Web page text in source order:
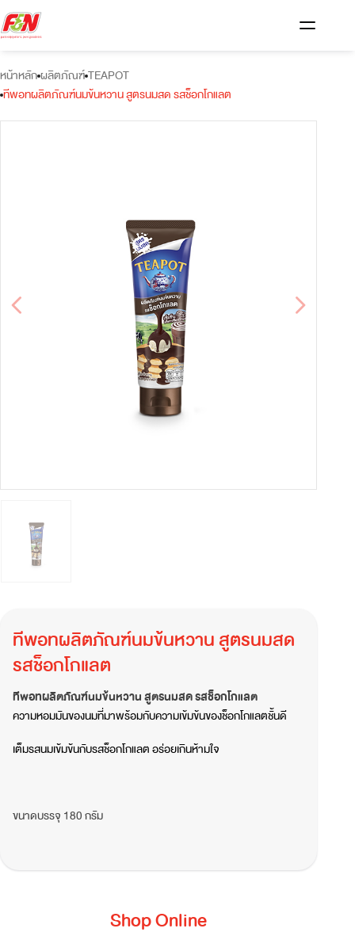
หน้าหลักผลิตภัณฑ์TEAPOT
ทีพอทผลิตภัณฑ์นมข้นหวาน สูตรนมสด รสช็อกโกแลต
ทีพอทผลิตภัณฑ์นมข้นหวาน สูตรนมสด
รสช็อกโกแลต
ทีพอทผลิตภัณฑ์นมข้นหวาน สูตรนมสด รสช็อกโกแลต
ความหอมมันของนมที่มาพร้อมกับความเข้มข้นของช็อกโกแลตชั้นดี
เต็มรสนมเข้มข้นกับรสช็อกโกแลต อร่อยเกินห้ามใจ
ขนาดบรรจุ 180 กรัม
Shop Online